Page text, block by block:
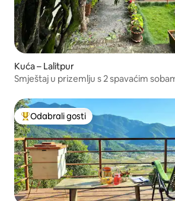
Kuća – Lalitpur
Smještaj u prizemlju s 2 spavaćim
Među najviše rangiranima s oznakom
Odabrali gosti